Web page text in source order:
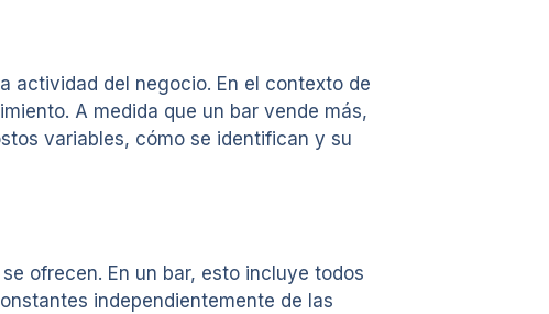
actividad del negocio. En el contexto de
A medida que un bar vende más,
variables, cómo se identifican y su
ofrecen. En un bar, esto incluye todos
independientemente de las